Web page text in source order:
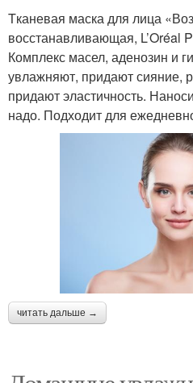
Tканевая маска для лица
восстанавливающая, L’Oréal
Комплекс масел, аденозин и
увлажняют, придают сияние,
придают эластичность.
надо. Подходит для
читать дальше →